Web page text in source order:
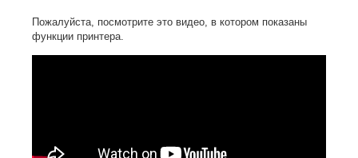
Пожалуйста, посмотрите это видео, в котором показаны
функции принтера.